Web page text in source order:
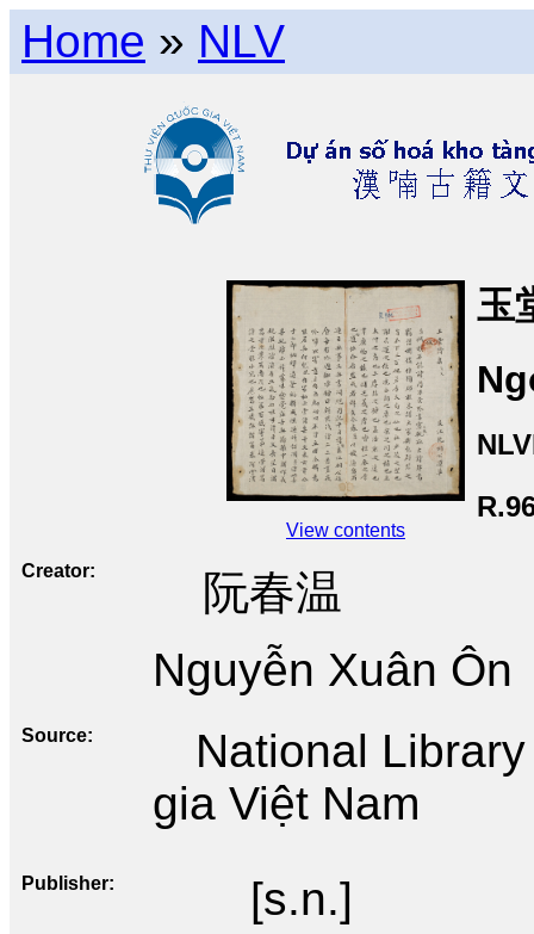
Home » NLV
View contents
玉
Creator
阮春温
Nguyễn Xuân Ôn
Source
National
gia Việt Nam
Publisher [s.n.]